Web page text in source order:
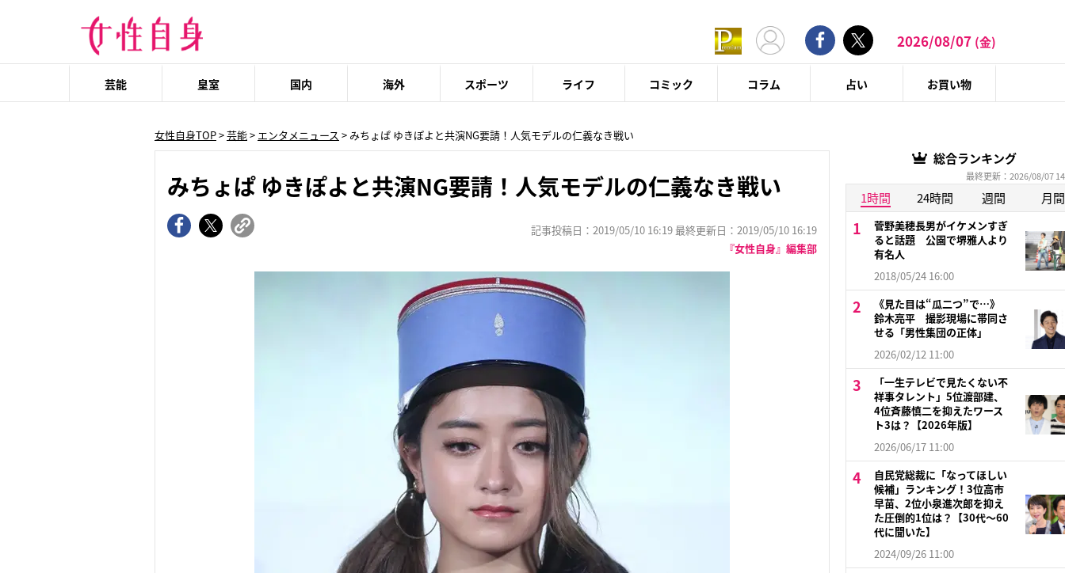
2026/08/07 (金)
芸能 皇室 国内 海外 スポーツ ライフ コミック コラム 占い お買い物
女性自身TOP>芸能> エンタメニュース > みちょぱ ゆきぽよと共演NG要請！人気モデルの仁義なき戦い
みちょぱ ゆきぽよと共演NG要請！人気モデルの仁義なき戦い
記事投稿日：2019/05/10 16:19 最終更新日：2019/05/10 16:19
『女性自身』編集部
総合ランキング
最終更新：2026/08/07
1時間 24時間 週間 月間
菅野美穂長男がイケメンすぎ
ると話題 公園で堺雅人より
有名人
2018/05/24 16:00
《見た目は“瓜二つ”で…》
鈴木亮平 撮影現場に帯同さ
せる「男性集団の正体」
2026/02/12 11:00
「一生テレビで見たくない不
祥事タレント」5位渡部建、
4位斉藤慎二を抑えたワース
ト3は？【2026年版】
2026/06/17 11:00
自民党総裁に「なってほしい
候補」ランキング！3位高市
早苗、2位小泉進次郎を抑え
た圧倒的1位は？【30代〜60
代に聞いた】
2024/09/26 11:00